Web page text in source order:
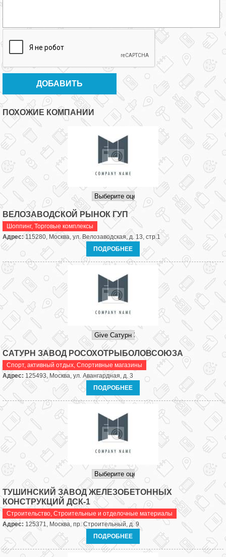
ПОХОЖИЕ КОМПАНИИ
ВЕЛОЗАВОДСКОЙ РЫНОК ГУП
Шоппинг, Торговые комплексы
Адрес:115280, Москва, ул. Велозаводская, д. 13, стр.1
ПОДРОБНЕЕ
САТУРН ЗАВОД РОСОХОТРЫБОЛОВСОЮЗА
Спорт, активный отдых, Спортивные магазины
Адрес: 125493, Москва, ул. Авангардная, д. 3
ПОДРОБНЕЕ
ТУШИНСКИЙ ЗАВОД ЖЕЛЕЗОБЕТОННЫХ
КОНСТРУКЦИЙ ДСК-1
Строительство, Строительные и отделочные материалы
Адрес: 125371, Москва, пр. Строительный, д. 9
ПОДРОБНЕЕ